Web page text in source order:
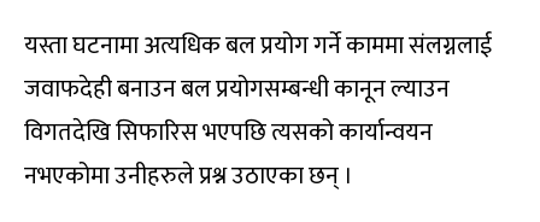
यस्ता घटनामा अत्यधिक बल प्रयोग गर्ने काममा संलग्नलाई
जवाफदेही बनाउन बल प्रयोगसम्बन्धी कानून ल्याउन
विगतदेखि सिफारिस भएपछि त्यसको कार्यान्वयन
नभएकोमा उनीहरुले प्रश्न उठाएका छन् ।